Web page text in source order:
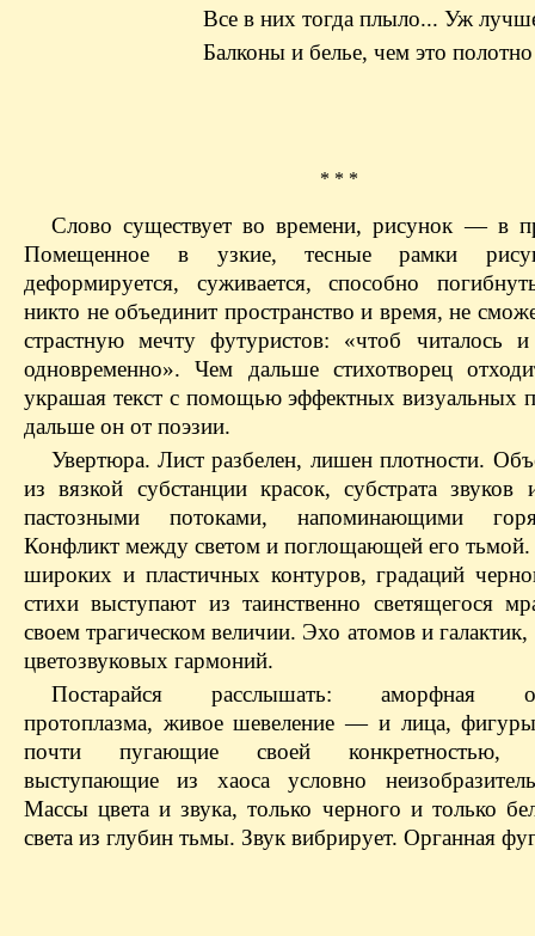
Все в них тогда плыло... Уж
Балконы и белье, чем это
* * *
Слово существует во времени, рисунок — в
Помещенное в узкие, тесные рамки
деформируется, суживается, способно
никто не объединит пространство и время, не
страстную мечту футуристов: «чтоб читалось и
одновременно». Чем дальше стихотворец
украшая текст с помощью эффектных визуальных
дальше он от поэзии.
Увертюра. Лист разбелен, лишен плотности.
из вязкой субстанции красок, субстрата
пастозными потоками, напоминающими
Конфликт между светом и поглощающей его
широких и пластичных контуров, градаций
стихи выступают из таинственно светящегося
своем трагическом величии. Эхо атомов и
цветозвуковых гармоний.
Постарайся расслышать: аморфная
протоплазма, живое шевеление — и лица,
почти пугающие своей конкретностью,
выступающие из хаоса условно
Массы цвета и звука, только черного и только
света из глубин тьмы. Звук вибрирует. Органная